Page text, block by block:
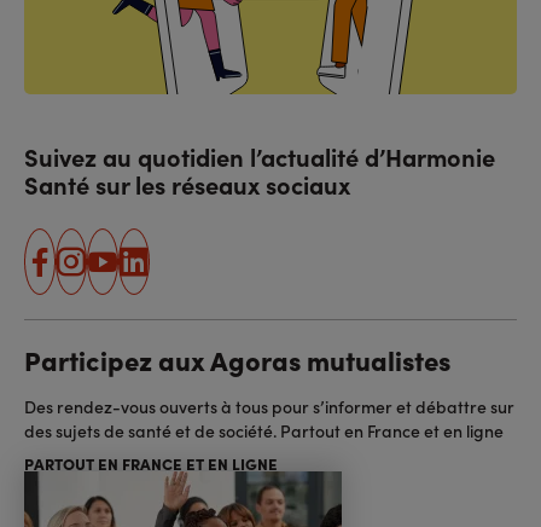
Suivez au quotidien l’actualité d’Harmonie
Santé sur les réseaux sociaux
facebook
instagram
youtube
linkedin
Participez aux Agoras mutualistes
Des rendez-vous ouverts à tous pour s’informer et débattre sur
des sujets de santé et de société. Partout en France et en ligne
PARTOUT EN FRANCE ET EN LIGNE